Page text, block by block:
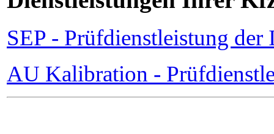
SEP - Prüfdienstleistung der
AU Kalibration -